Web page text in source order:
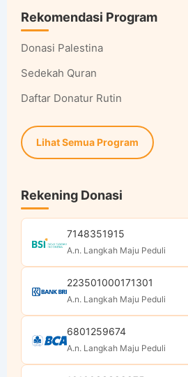
Rekomendasi Program
Donasi Palestina
Sedekah Quran
Daftar Donatur Rutin
Lihat Semua Program
Rekening Donasi
7148351915
A.n. Langkah Maju Peduli
223501000171301
A.n. Langkah Maju Peduli
6801259674
A.n. Langkah Maju Peduli